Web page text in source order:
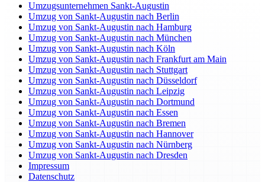
Umzugsunternehmen Sankt-Augustin
Umzug von Sankt-Augustin nach Berlin
Umzug von Sankt-Augustin nach Hamburg
Umzug von Sankt-Augustin nach München
Umzug von Sankt-Augustin nach Köln
Umzug von Sankt-Augustin nach Frankfurt am Main
Umzug von Sankt-Augustin nach Stuttgart
Umzug von Sankt-Augustin nach Düsseldorf
Umzug von Sankt-Augustin nach Leipzig
Umzug von Sankt-Augustin nach Dortmund
Umzug von Sankt-Augustin nach Essen
Umzug von Sankt-Augustin nach Bremen
Umzug von Sankt-Augustin nach Hannover
Umzug von Sankt-Augustin nach Nürnberg
Umzug von Sankt-Augustin nach Dresden
Impressum
Datenschutz